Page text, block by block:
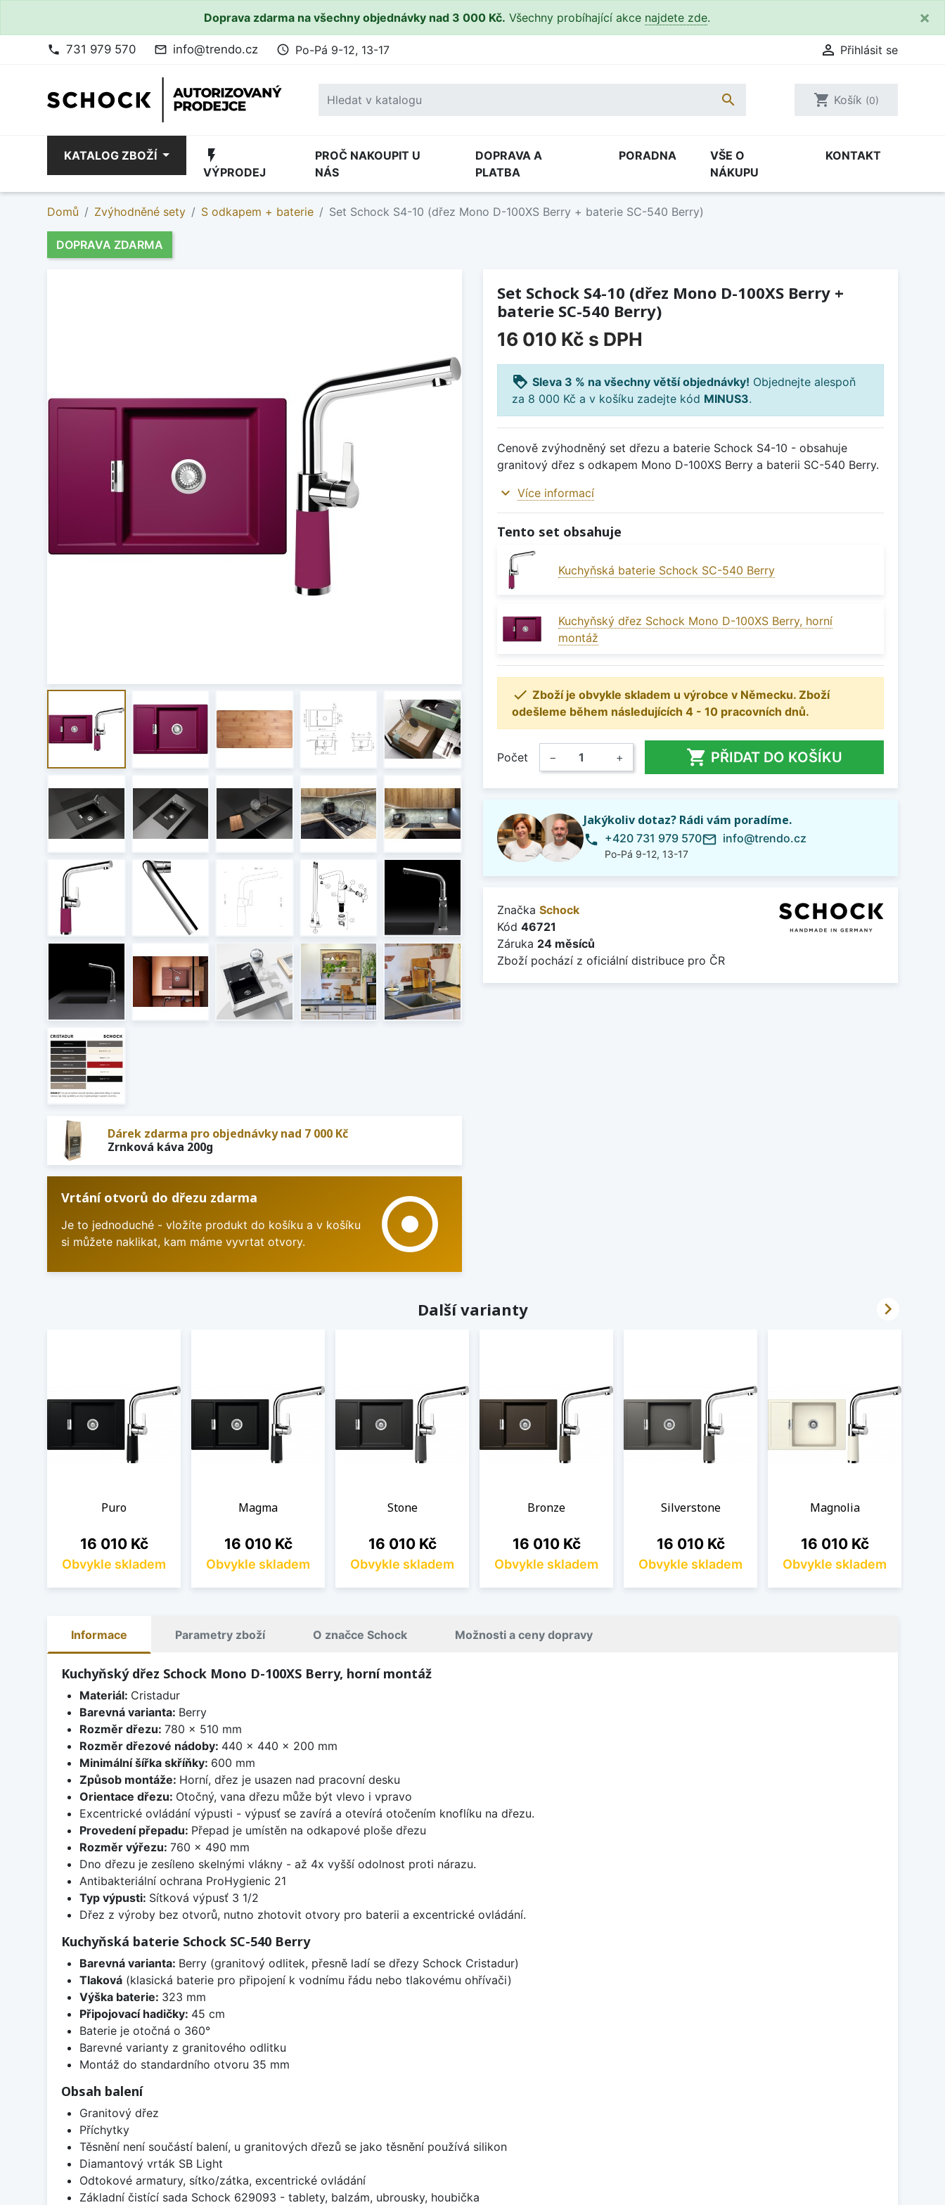
Doprava zdarma na všechny objednávky nad 3 000 Kč. Všechny probíhající akce najdete zde. ×
phone 731 979 570 mail_outline info@trendo.cz access_time Po-Pá 9-12, 13-17  Přihlásit se
 shopping_cart Košík (0)
KATALOG ZBOŽÍ flash_on
VÝPRODEJ
PROČ NAKOUPIT U
NÁS
DOPRAVA A
PLATBA
PORADNA
VŠE O
NÁKUPU
KONTAKT
Domů Zvýhodněné sety S odkapem + baterie Set Schock S4-10 (dřez Mono D-100XS Berry + baterie SC-540 Berry)
DOPRAVA ZDARMA
Dárek zdarma pro objednávky nad 7 000 Kč
Zrnková káva 200g
Vrtání otvorů do dřezu zdarma
Je to jednoduché - vložíte produkt do košíku a v košíku
si můžete naklikat, kam máme vyvrtat otvory.
adjust
Set Schock S4-10 (dřez Mono D-100XS Berry +
baterie SC-540 Berry)
16 010 Kč s DPH
loyalty Sleva 3 % na všechny větší objednávky! Objednejte alespoň
za 8 000 Kč a v košíku zadejte kód MINUS3.
Cenově zvýhodněný set dřezu a baterie Schock S4-10 - obsahuje
granitový dřez s odkapem Mono D-100XS Berry a baterii SC-540 Berry.
expand_more Více informací
Tento set obsahuje
Kuchyňská baterie Schock SC-540 Berry
Kuchyňský dřez Schock Mono D-100XS Berry, horní
montáž
 Zboží je obvykle skladem u výrobce v Německu. Zboží
odešleme během následujících 4 - 10 pracovních dnů.
Počet − +  PŘIDAT DO KOŠÍKU
Jakýkoliv dotaz? Rádi vám poradíme.
phone +420 731 979 570
Po-Pá 9-12, 13-17
mail_outline info@trendo.cz
Značka Schock
Kód 46721
Záruka 24 měsíců
Zboží pochází z oficiální distribuce pro ČR
Další varianty
Puro
Cena
16 010 Kč
Obvykle skladem
Magma
Cena
16 010 Kč
Obvykle skladem
Stone
Cena
16 010 Kč
Obvykle skladem
Bronze
Cena
16 010 Kč
Obvykle skladem
Silverstone
Cena
16 010 Kč
Obvykle skladem
Magnolia
Cena
16 010 Kč
Obvykle skladem

Informace Parametry zboží O značce Schock Možnosti a ceny dopravy
Kuchyňský dřez Schock Mono D-100XS Berry, horní montáž
Materiál: Cristadur
Barevná varianta: Berry
Rozměr dřezu: 780 x 510 mm
Rozměr dřezové nádoby: 440 x 440 x 200 mm
Minimální šířka skříňky: 600 mm
Způsob montáže: Horní, dřez je usazen nad pracovní desku
Orientace dřezu: Otočný, vana dřezu může být vlevo i vpravo
Excentrické ovládání výpusti - výpusť se zavírá a otevírá otočením knoflíku na dřezu.
Provedení přepadu: Přepad je umístěn na odkapové ploše dřezu
Rozměr výřezu: 760 x 490 mm
Dno dřezu je zesíleno skelnými vlákny - až 4x vyšší odolnost proti nárazu.
Antibakteriální ochrana ProHygienic 21
Typ výpusti: Sítková výpusť 3 1/2
Dřez z výroby bez otvorů, nutno zhotovit otvory pro baterii a excentrické ovládání.
Kuchyňská baterie Schock SC-540 Berry
Barevná varianta: Berry (granitový odlitek, přesně ladí se dřezy Schock Cristadur)
Tlaková(klasická baterie pro připojení k vodnímu řádu nebo tlakovému ohřívači)
Výška baterie: 323 mm
Připojovací hadičky: 45 cm
Baterie je otočná o 360°
Barevné varianty z granitového odlitku
Montáž do standardního otvoru 35 mm
Obsah balení
Granitový dřez
Příchytky
Těsnění není součástí balení, u granitových dřezů se jako těsnění používá silikon
Diamantový vrták SB Light
Odtokové armatury, sítko/zátka, excentrické ovládání
Základní čistící sada Schock 629093 - tablety, balzám, ubrousky, houbička